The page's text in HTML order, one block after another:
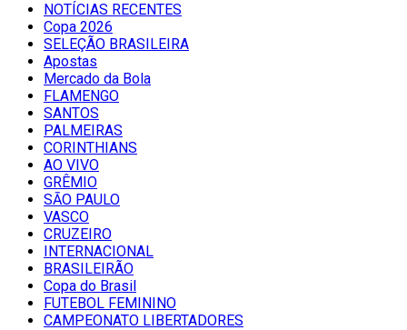
NOTÍCIAS RECENTES
Copa 2026
SELEÇÃO BRASILEIRA
Apostas
Mercado da Bola
FLAMENGO
SANTOS
PALMEIRAS
CORINTHIANS
AO VIVO
GRÊMIO
SĀO PAULO
VASCO
CRUZEIRO
INTERNACIONAL
BRASILEIRÃO
Copa do Brasil
FUTEBOL FEMININO
CAMPEONATO LIBERTADORES